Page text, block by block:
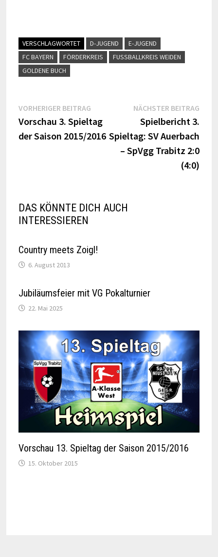
VERSCHLAGWORTET D-JUGEND
E-JUGEND
FC BAYERN
FÖRDERKREIS
FUSSBALLKREIS WEIDEN
GOLDENE BUCH
Beitragsnavigation
VORHERIGER BEITRAGVorheriger
Beitrag:
Vorschau 3. Spieltag
der Saison 2015/2016
NÄCHSTER BEITRAG
Spielbericht 3.
Spieltag: SV Auerbach
– SpVgg Trabitz 2:0
(4:0)
DAS KÖNNTE DICH AUCH
INTERESSIEREN
Country meets Zoigl!
6. August 2013
Jubiläumsfeier mit VG Pokalturnier
22. Mai 2025
Vorschau 13. Spieltag der Saison 2015/2016
15. Oktober 2015